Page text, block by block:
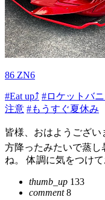
86 ZN6
#Eat up⤴ #ロケットバ
注意 #もうすぐ夏休み
皆様、おはようござ
方降ったみたいで蒸し
ね。 体調に気をつけ
thumb_up 133
comment8